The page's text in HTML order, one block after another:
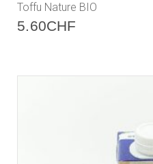
Toffu Nature BIO
5.60CHF